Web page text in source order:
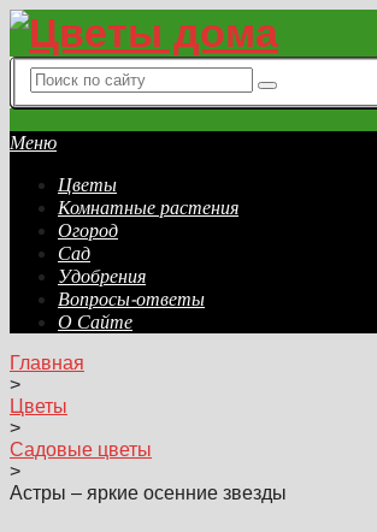
Меню
Цветы
Комнатные растения
Огород
Сад
Удобрения
Вопросы-ответы
О Сайте
Главная
>
Цветы
>
Садовые цветы
>
Астры – яркие осенние звезды